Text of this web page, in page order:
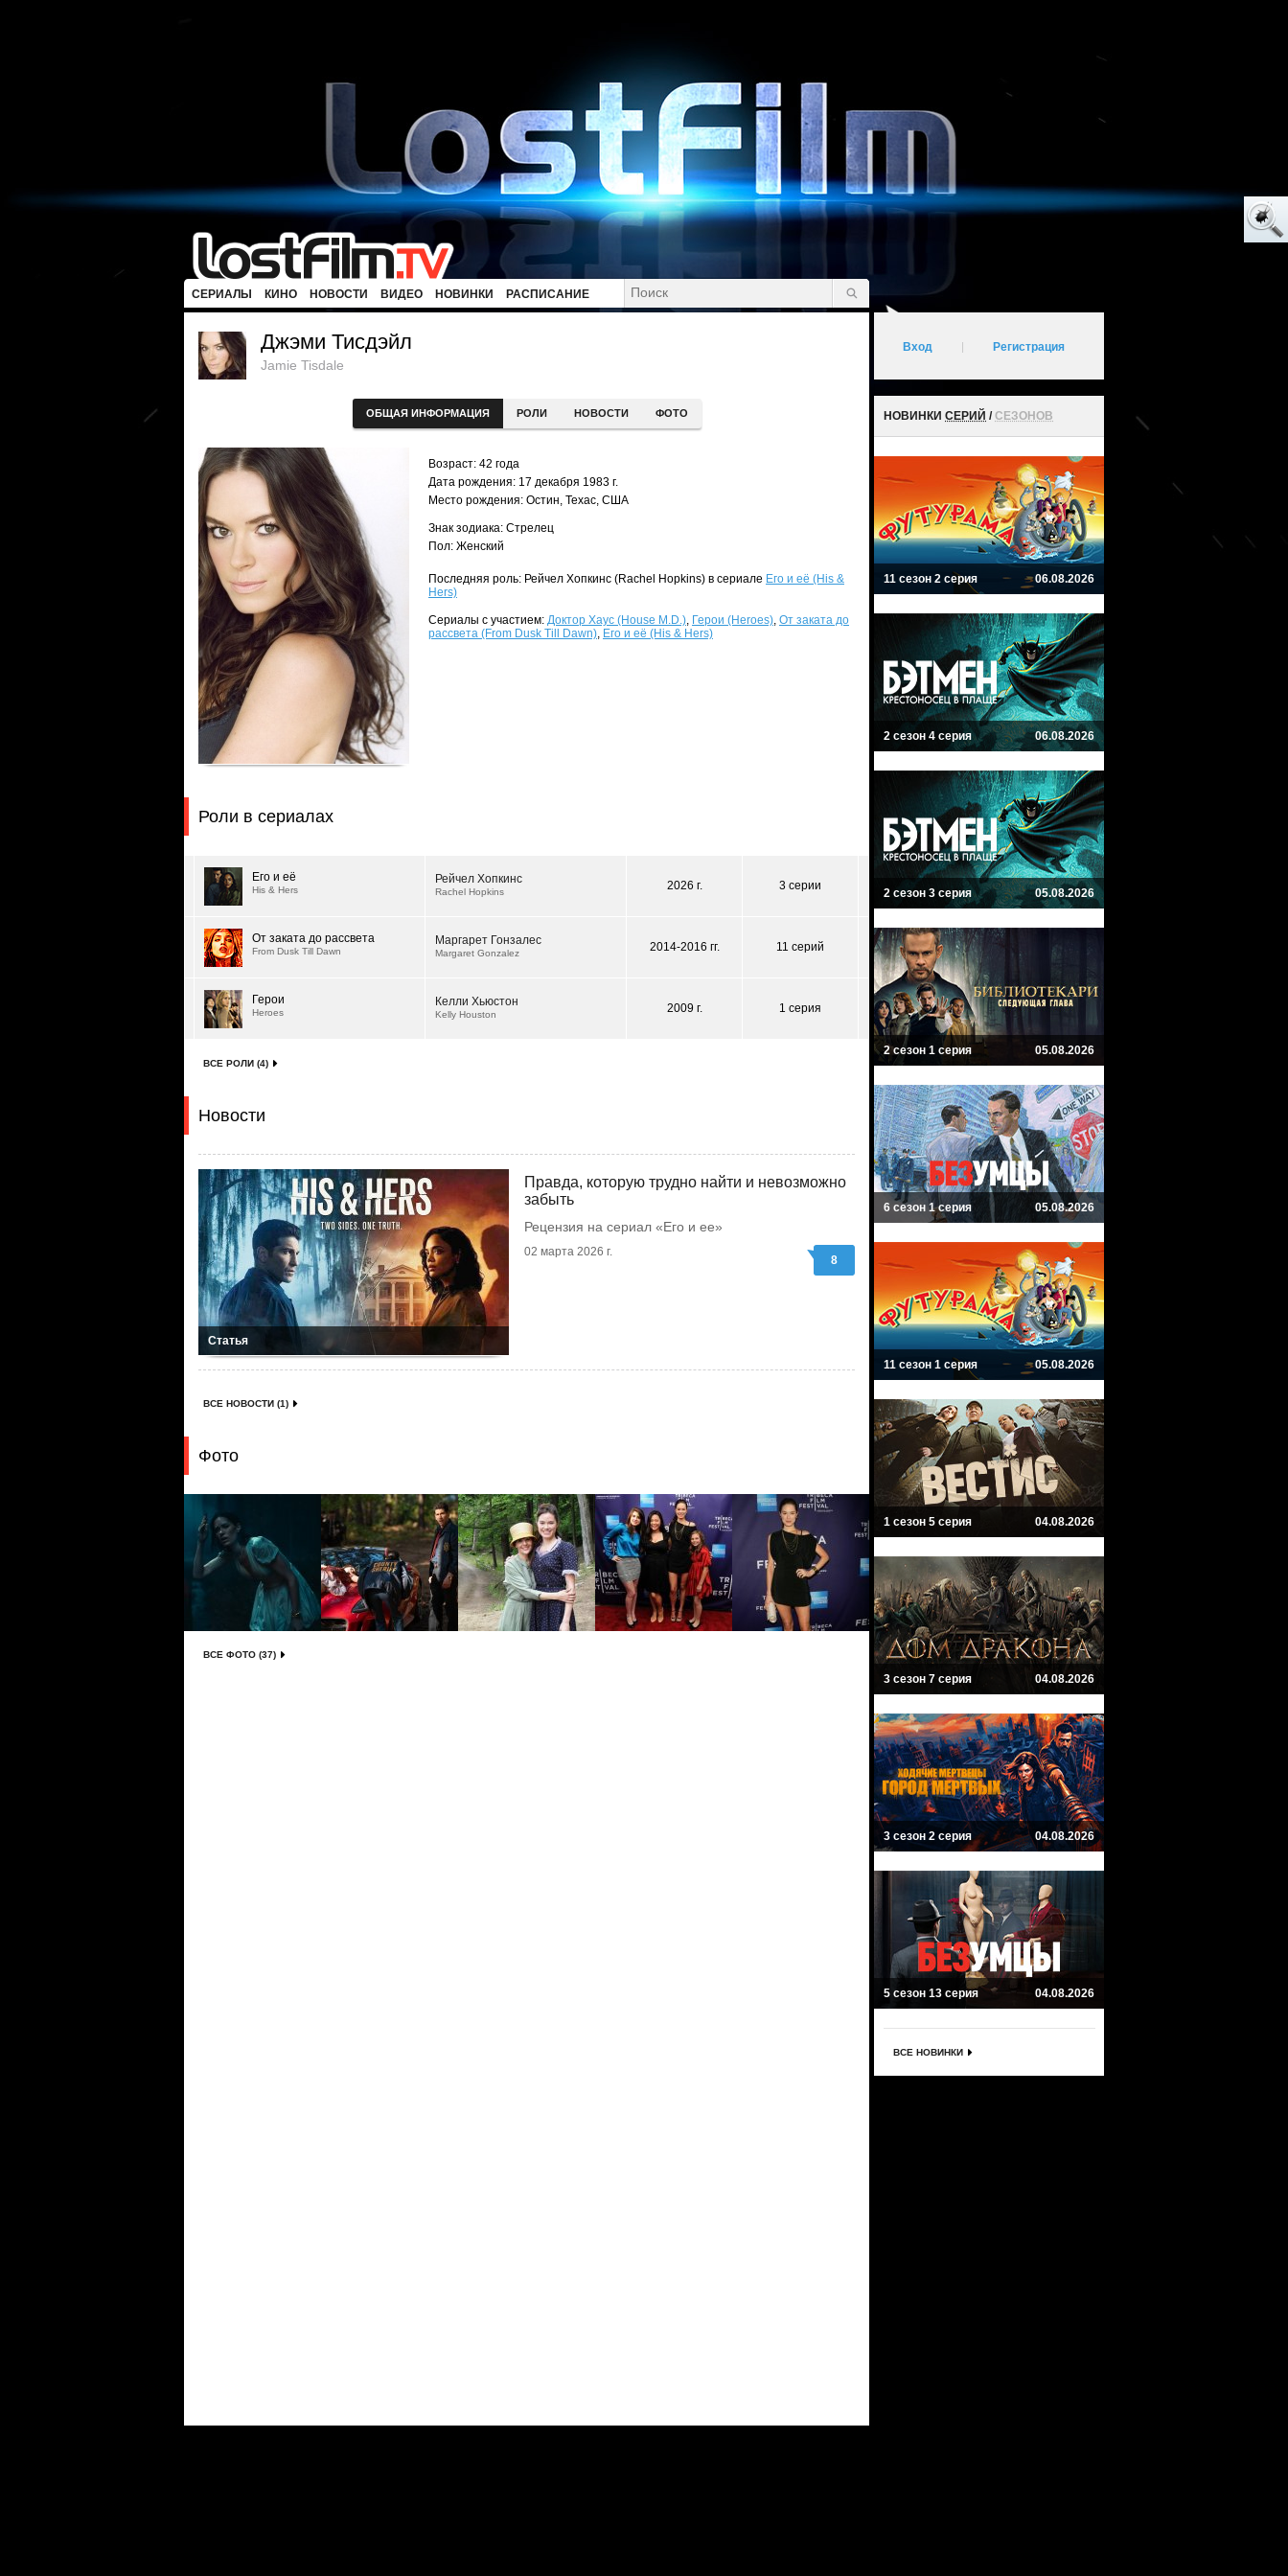
СЕРИАЛЫ КИНО НОВОСТИ ВИДЕО НОВИНКИ РАСПИСАНИЕ
Джэми Тисдэйл
Jamie Tisdale
ОБЩАЯ ИНФОРМАЦИЯ РОЛИ НОВОСТИ ФОТО
Возраст: 42 года
Дата рождения: 17 декабря 1983 г.
Место рождения: Остин, Техас, США
Знак зодиака: Стрелец
Пол: Женский
Последняя роль: Рейчел Хопкинс (Rachel Hopkins) в сериале Его и её (His &
Hers)
Сериалы с участием: Доктор Хаус (House M.D.), Герои (Heroes), От заката до
рассвета (From Dusk Till Dawn), Его и её (His & Hers)
Роли в сериалах
Его и её
His & Hers
Рейчел Хопкинс
Rachel Hopkins 2026 г. 3 серии
От заката до рассвета
From Dusk Till Dawn
Маргарет Гонзалес
Margaret Gonzalez 2014-2016 гг. 11 серий
Герои
Heroes
Келли Хьюстон
Kelly Houston 2009 г. 1 серия
ВСЕ РОЛИ (4)
Новости
Статья
Правда, которую трудно найти и невозможно
забыть
Рецензия на сериал «Его и ее»
02 марта 2026 г.
8
ВСЕ НОВОСТИ (1)
Фото
ВСЕ ФОТО (37)
Вход Регистрация
НОВИНКИ СЕРИЙ /СЕЗОНОВ
11 сезон 2 серия 06.08.2026
2 сезон 4 серия 06.08.2026
2 сезон 3 серия 05.08.2026
2 сезон 1 серия 05.08.2026
6 сезон 1 серия 05.08.2026
11 сезон 1 серия 05.08.2026
1 сезон 5 серия 04.08.2026
3 сезон 7 серия 04.08.2026
3 сезон 2 серия 04.08.2026
5 сезон 13 серия 04.08.2026
ВСЕ НОВИНКИ